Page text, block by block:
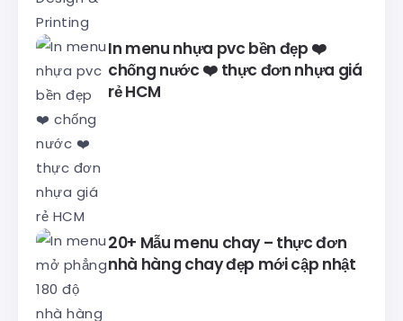
In menu nhựa pvc bền đẹp ❤️
chống nước ❤️ thực đơn nhựa giá
rẻ HCM
20+ Mẫu menu chay – thực đơn
nhà hàng chay đẹp mới cập nhật